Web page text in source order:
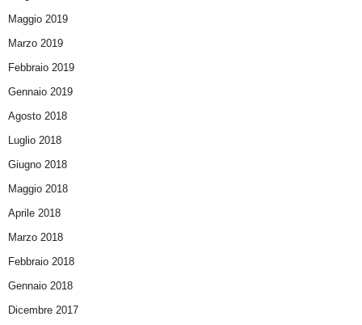
Maggio 2019
Marzo 2019
Febbraio 2019
Gennaio 2019
Agosto 2018
Luglio 2018
Giugno 2018
Maggio 2018
Aprile 2018
Marzo 2018
Febbraio 2018
Gennaio 2018
Dicembre 2017